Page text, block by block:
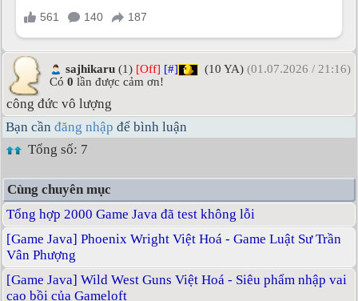
sajhikaru (1) [Off] [#] (10 YA) (01.07.2026 / 21:16)
Có 0 lần được cảm ơn!
công đức vô lượng
Bạn cần đăng nhập để bình luận
Tổng số: 7
Cùng chuyên mục
Tổng hợp 2000 Game Java đã test không lỗi
[Game Java] Phoenix Wright Việt Hoá - Game Luật Sư Trần
Vân Phượng
[Game Java] Wild West Guns Việt Hoá - Siêu phẩm nhập vai
cao bồi của Gameloft